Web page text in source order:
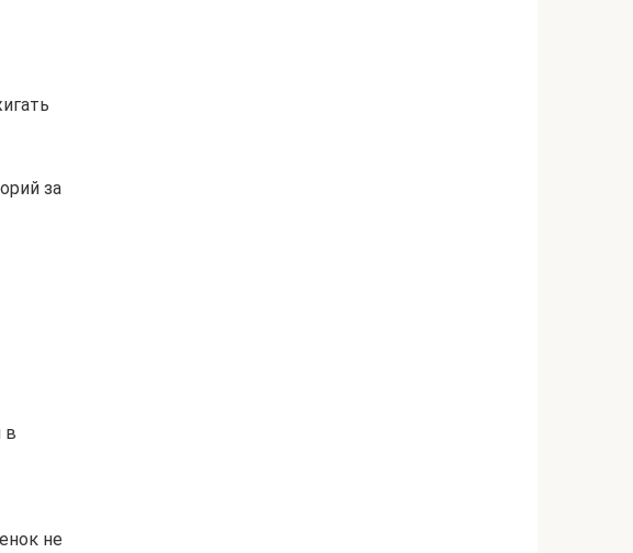
за
в
не